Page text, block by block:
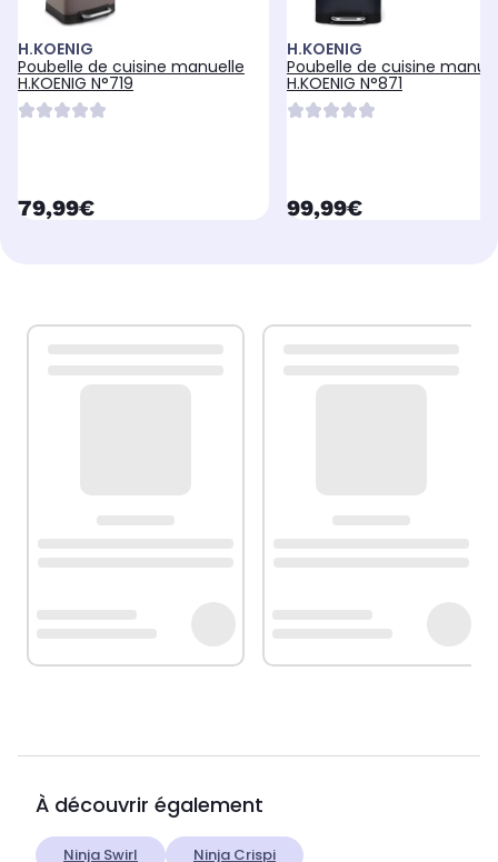
H.KOENIG
Poubelle de cuisine manuelle
H.KOENIG N°719
currentPrice
79,99€
H.KOENIG
Poubelle de cuisine
H.KOENIG N°871
currentPrice
99,99€
À découvrir également
Ninja Swirl Ninja Crispi